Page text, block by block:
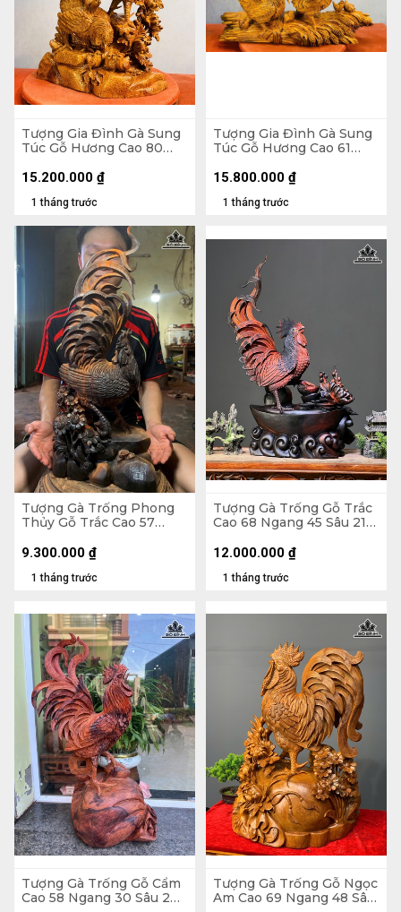
Tượng Gia Đình Gà Sung
Túc Gỗ Hương Cao 80
1 tháng trước
15.200.000 ₫
Tượng Gia Đình Gà Sung
Túc Gỗ Hương Cao 61
1 tháng trước
15.800.000 ₫
Tượng Gà Trống Phong
Thủy Gỗ Trắc Cao 57
1 tháng trước
9.300.000 ₫
Tượng Gà Trống Gỗ Trắc
Cao 68 Ngang 45 Sâu 21
1 tháng trước
12.000.000 ₫
Tượng Gà Trống Gỗ Cẩm
Cao 58 Ngang 30 Sâu 20
Tượng Gà Trống Gỗ Ngọc
Am Cao 69 Ngang 48 Sâu